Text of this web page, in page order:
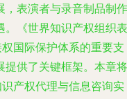
，表演者与录音制品制作
。《世界知识产权组织表
国际保护体系的重要支
提供了关键框架。本章将
产权代理与信息咨询实